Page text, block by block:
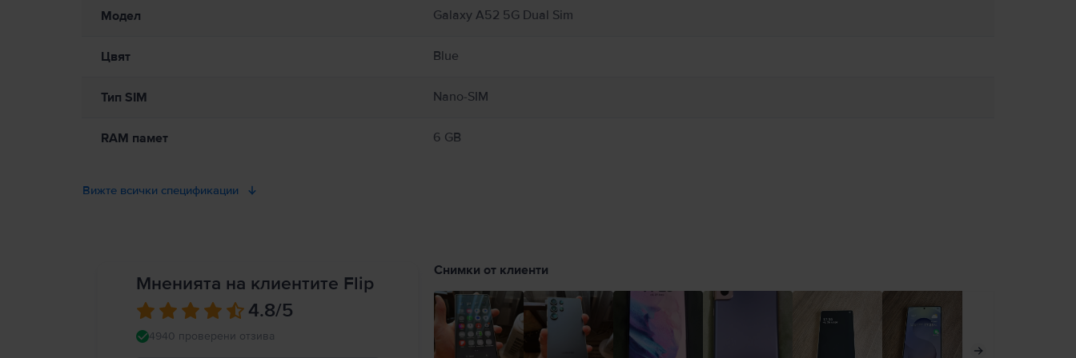
Модел Galaxy A52 5G Dual Sim
Цвят Blue
Тип SIM Nano-SIM
RAM памет 6 GB
Вижте всички спецификации
Мненията на клиентите Flip
4.8/5
4940 проверени отзива
Снимки от клиенти